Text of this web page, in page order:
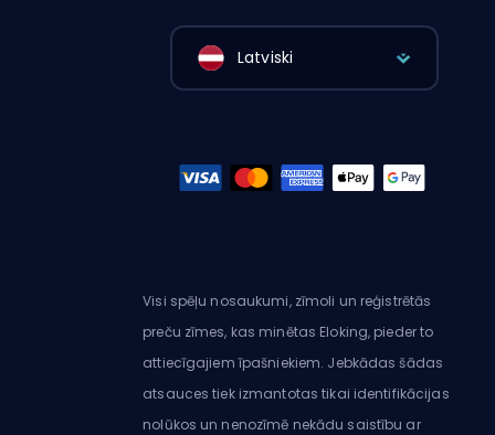
Latviski
Visi spēļu nosaukumi, zīmoli un reģistrētās
preču zīmes, kas minētas Eloking, pieder to
attiecīgajiem īpašniekiem. Jebkādas šādas
atsauces tiek izmantotas tikai identifikācijas
nolūkos un nenozīmē nekādu saistību ar